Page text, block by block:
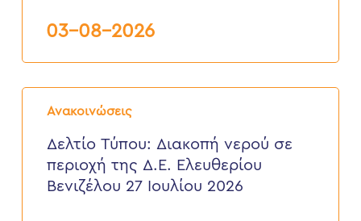
Σούδας,
έως
2026
03-08-2026
Ανακοινώσεις
Δελτίο
Τύπου:
νερού
περιοχή
Δελτίο Τύπου: Διακοπή νερού σε
περιοχή της Δ.Ε. Ελευθερίου
Βενιζέλου 27 Ιουλίου 2026